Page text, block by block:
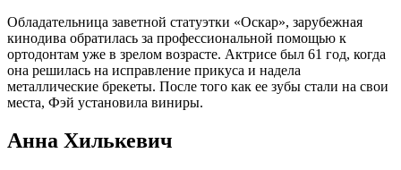
Обладательница заветной статуэтки «Оскар», зарубежная
кинодива обратилась за профессиональной помощью к
ортодонтам уже в зрелом возрасте. Актрисе был 61 год, когда
она решилась на исправление прикуса и надела
металлические брекеты. После того как ее зубы стали на свои
места, Фэй установила виниры.
Анна Хилькевич